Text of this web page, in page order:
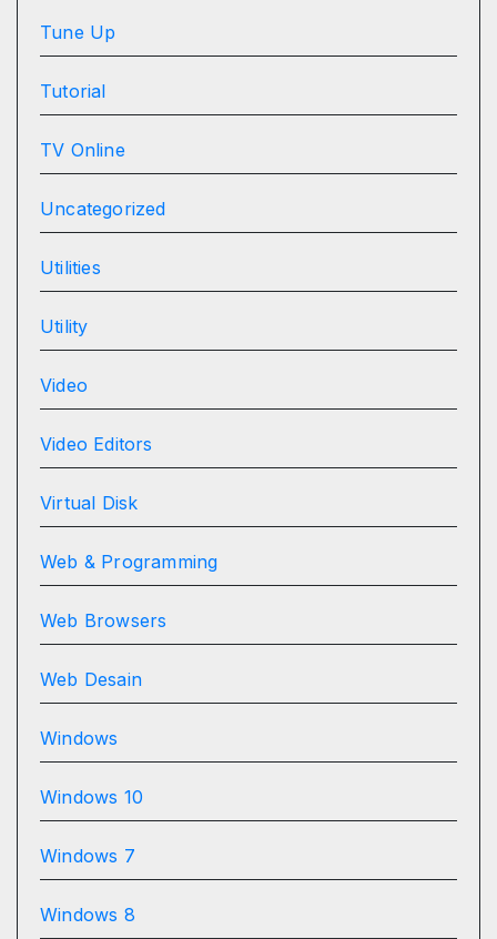
Tune Up
Tutorial
TV Online
Uncategorized
Utilities
Utility
Video
Video Editors
Virtual Disk
Web & Programming
Web Browsers
Web Desain
Windows
Windows 10
Windows 7
Windows 8